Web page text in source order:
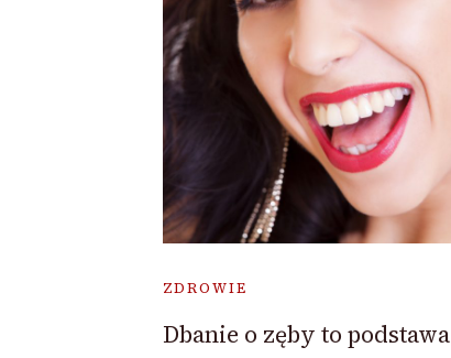
ZDROWIE
Dbanie o zęby to podstawa